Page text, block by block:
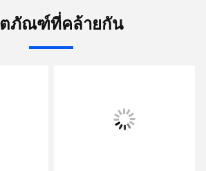
ภัณฑ์ที่คล้ายกัน